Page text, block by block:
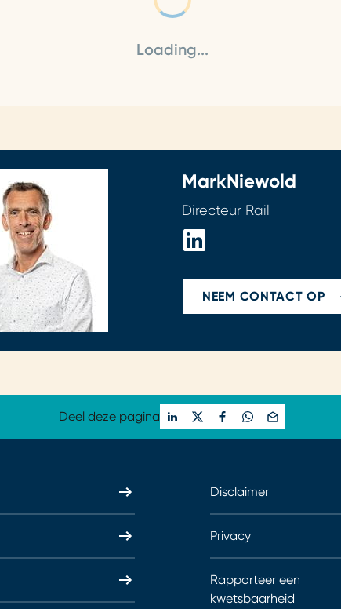
Loading...
MarkNiewold
Directeur Rail
NEEM CONTACT OP
Deel deze pagina
Disclaimer
Privacy
Rapporteer een
kwetsbaarheid